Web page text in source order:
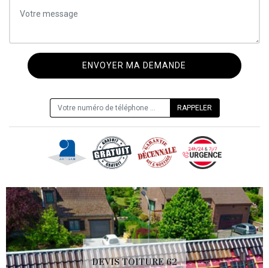
DEVIS TOITURE 62